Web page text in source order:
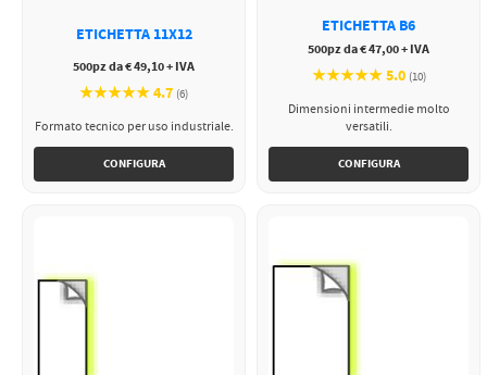
ETICHETTA 11X12
500pz da € 49,10 + IVA
★★★★★ 4.7 (6)
Formato tecnico per uso industriale.
CONFIGURA
ETICHETTA B6
500pz da € 47,00 + IVA
★★★★★ 5.0 (10)
Dimensioni intermedie molto
versatili.
CONFIGURA